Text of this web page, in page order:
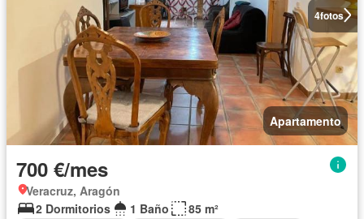
4fotos
Apartamento
700 €/mes
Veracruz, Aragón
2 Dormitorios
1 Baño
85 m²